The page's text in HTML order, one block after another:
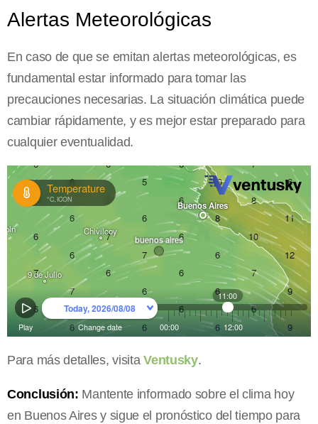
Alertas Meteorológicas
En caso de que se emitan alertas meteorológicas, es
fundamental estar informado para tomar las
precauciones necesarias. La situación climática puede
cambiar rápidamente, y es mejor estar preparado para
cualquier eventualidad.
Para más detalles, visitaVentusky.
Conclusión: Mantente informado sobre el clima hoy
en Buenos Aires y sigue el pronóstico del tiempo para